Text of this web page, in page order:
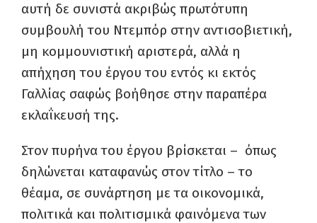
αυτή δε συνιστά ακριβώς πρωτότυπη
συμβουλή του Ντεμπόρ στην αντισοβιετική,
μη κομμουνιστική αριστερά, αλλά η
απήχηση του έργου του εντός κι εκτός
Γαλλίας σαφώς βοήθησε στην παραπέρα
εκλαΐκευσή της.
Στον πυρήνα του έργου βρίσκεται – όπως
δηλώνεται καταφανώς στον τίτλο – το
θέαμα, σε συνάρτηση με τα οικονομικά,
πολιτικά και πολιτισμικά φαινόμενα των